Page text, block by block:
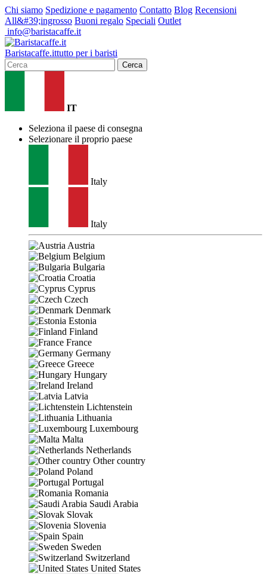
Chi siamo Spedizione e pagamento Contatto Blog Recensioni
All&#39;ingrosso Buoni regalo Speciali Outlet
info@baristacaffe.it
Baristacaffe.ittutto per i baristi
Cerca
IT
Seleziona il paese di consegna
Selezionare il proprio paese
Italy
Italy
Austria
Belgium
Bulgaria
Croatia
Cyprus
Czech
Denmark
Estonia
Finland
France
Germany
Greece
Hungary
Ireland
Latvia
Lichtenstein
Lithuania
Luxembourg
Malta
Netherlands
Other country
Poland
Portugal
Romania
Saudi Arabia
Slovak
Slovenia
Spain
Sweden
Switzerland
United States